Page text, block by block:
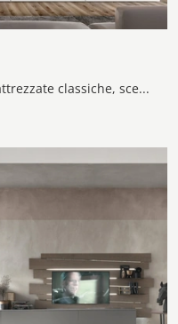
Se cerchi mobili giorno e pareti attrezzate classiche, scegli il modello Gardenia Comp GA0007 di Maronese: clicca e ottieni informazioni!